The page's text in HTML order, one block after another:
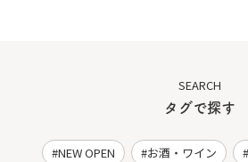
SEARCH
タグで探す
NEW OPEN お酒・ワイン